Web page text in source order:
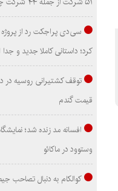
سی‌دی پراجکت رد از
کرد؛ داستانی کاملا جدید و جدا
توقف کشتیرانی روسیه
قیمت گندم
افسانه مد زنده شد؛
وستوود در ماکائو
کوالکام به دنبال تصاحب